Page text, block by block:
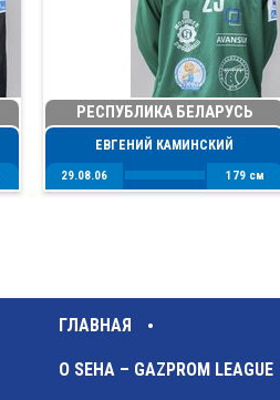
РЕСПУБЛИКА БЕЛАРУСЬ
ЕВГЕНИЙ КАМИНСКИЙ
29.08.06 179 см
ГЛАВНАЯ
О SEHA – GAZPROM LEAGUE